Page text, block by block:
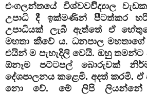
එංගලන්තයේ විශ්වවවිිද්‍යාල
උපාධි දී ඉක්මණින් පීිටත්කර
උපාධියක් ලැබී ඇත්තේ ඒ
මහතා කීවේ ය. ධනපාල
එයින් ම පැහැදිලි වෙයි. ඔහු තමන්ට
ඕනෑම පට්ටපල් බොරුවක්
දේශපාලනය කළෙමි. අදත් කරමි. ඒ
නො වේ. මේ ලිපි ලියන්නේ